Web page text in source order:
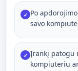
✓ Po
savo
✓ Įrankį patogu
kompiuteriu